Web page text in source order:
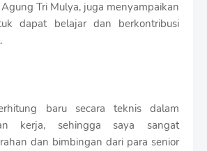
Tri Mulya, juga menyampaikan
dapat belajar dan berkontribusi
baru secara teknis dalam
kerja, sehingga saya sangat
dan bimbingan dari para senior